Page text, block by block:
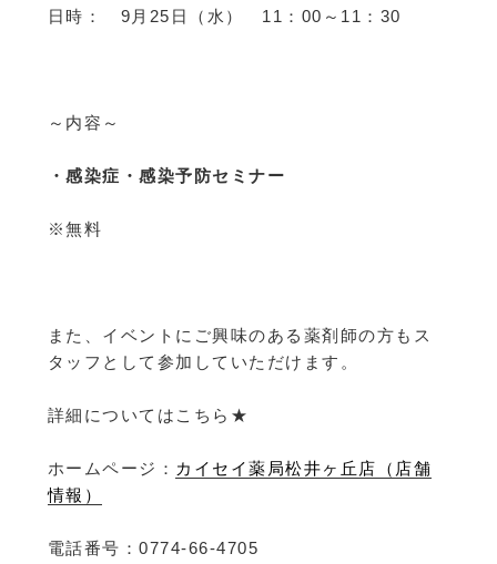
日時： 9月25日（水） 11：00～11：30
～内容～
・感染症・感染予防セミナー
※無料
また、イベントにご興味のある薬剤師の方もス
タッフとして参加していただけます。
詳細についてはこちら★
ホームページ： カイセイ薬局松井ヶ丘店（店舗
情報）
電話番号：0774-66-4705